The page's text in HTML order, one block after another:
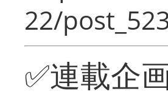
22/
✅連載企